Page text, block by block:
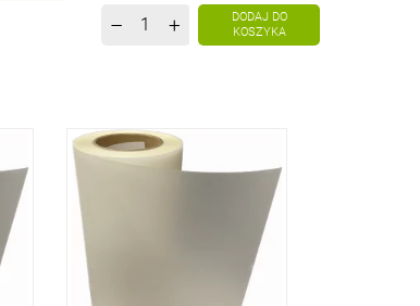
– +
DODAJ DO
KOSZYKA